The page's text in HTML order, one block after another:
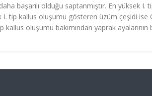
başarılı olduğu saptanmıştır. En yüksek
tip kallus oluşumu gösteren üzüm çeşidi ise
kallus oluşumu bakımından yaprak